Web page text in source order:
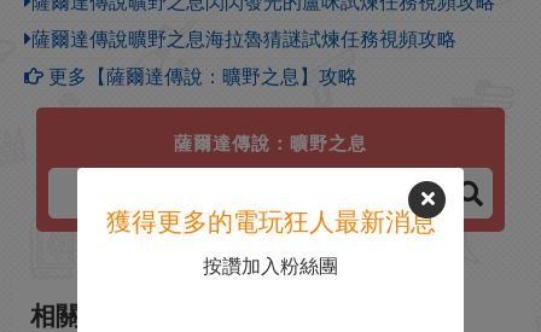
薩爾達傳說曠野之息海拉魯猜謎試煉任務視頻攻略
更多【薩爾達傳說：曠野之息】攻略
薩爾達傳說：曠野之息
相關新聞
獲得更多的電玩狂人最新消息
按讚加入粉絲團